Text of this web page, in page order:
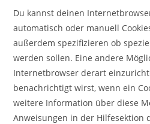
Du kannst deinen
automatisch oder manuell
außerdem spezifizieren ob
werden sollen. Eine andere
Internetbrowser derart
benachrichtigt wirst, wenn ein
weitere Information über diese
Anweisungen in der Hilfesektion